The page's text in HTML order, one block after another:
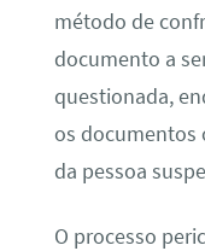
método de
documento a
questionada,
os documentos
da pessoa
O processo